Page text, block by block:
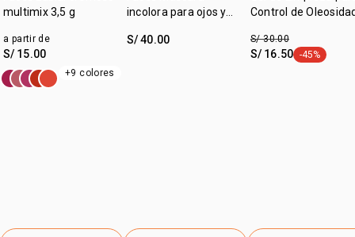
multimix 3,5 g
a partir de
S/ 15.00
+9 colores
incolora para ojos y
S/ 40.00
Control de
S/ 30.00
S/ 16.50 etiqueta -
-45%